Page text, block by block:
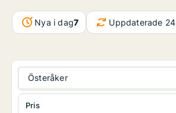
Nya i dag7 Uppdaterade
Österåker
Pris